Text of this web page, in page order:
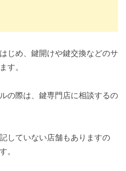
じめ、鍵開けや鍵交換などのサ
す。
の際は、鍵専門店に相談するの
していない店舗もありますの
。